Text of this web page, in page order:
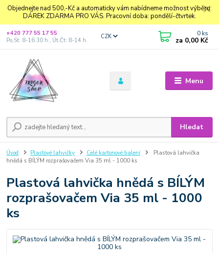
Objednejte nad 500,-Kč a automaticky vám nabídneme možnost výběru:
DÁREK ZDARMA PRO VÁS. Pracovní doba: pondělí-čtvrtek.
Menu
CZK
Hledat
+420 777 55 17 55
Po,St: 8-16.30 h., Út,Čt: 8-14 h.
0 ks
za 0,00 Kč
Úvod Plastové lahvičky Celé kartonové balení
Plastová lahvička
hnědá s BÍLÝM rozprašovačem Via 35 ml - 1000 ks
Plastová lahvička hnědá s BÍLÝM
rozprašovačem Via 35 ml - 1000
ks